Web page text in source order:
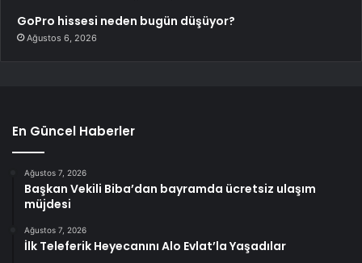
GoPro hissesi neden bugün düşüyor?
Ağustos 6, 2026
En Güncel Haberler
Ağustos 7, 2026
Başkan Vekili Biba’dan bayramda ücretsiz ulaşım
müjdesi
Ağustos 7, 2026
İlk Teleferik Heyecanını Alo Evlat’la Yaşadılar